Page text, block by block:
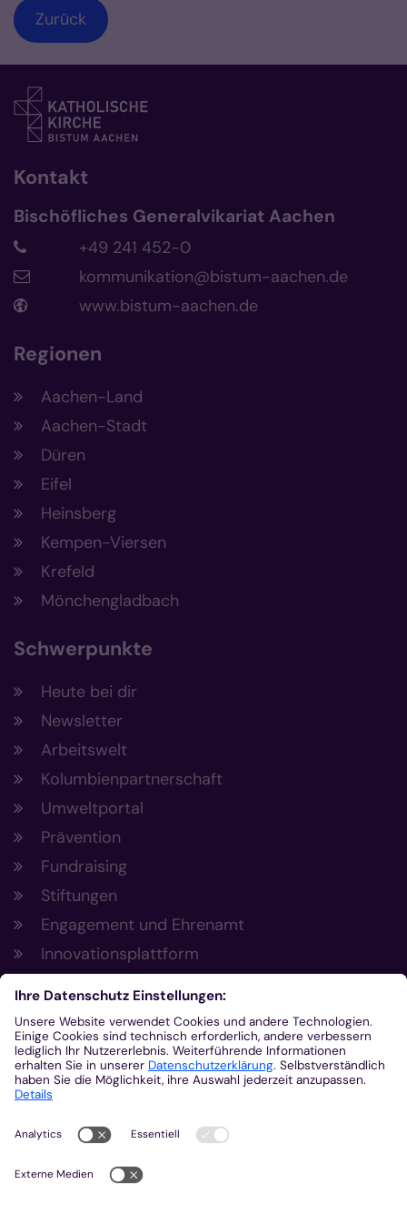
Zurück
Kontakt
Bischöfliches Generalvikariat Aachen
+49 241 452-0
kommunikation@bistum-aachen.de
www.bistum-aachen.de
Regionen
Aachen-Land
Aachen-Stadt
Düren
Eifel
Heinsberg
Kempen-Viersen
Krefeld
Mönchengladbach
Schwerpunkte
Heute bei dir
Newsletter
Arbeitswelt
Kolumbienpartnerschaft
Umweltportal
Prävention
Fundraising
Stiftungen
Engagement und Ehrenamt
Innovationsplattform
Aus der Plattform
Nachrichten
Veranstaltungen
Gottesdienste
Stellenangebote
Kirchenzeitung
Amtsblatt (Kirchlicher Anzeiger)